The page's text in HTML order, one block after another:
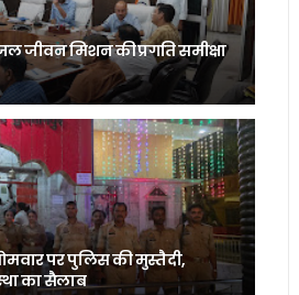
जीवन मिशन की प्रगति समीक्षा
पर पुलिस की मुस्तैदी,
का सैलाब